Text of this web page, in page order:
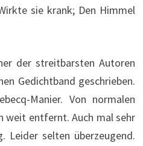
sie krank; Den Himmel
der streitbarsten Autoren
Gedichtband geschrieben.
Manier. Von normalen
weit entfernt. Auch mal sehr
Leider selten überzeugend.